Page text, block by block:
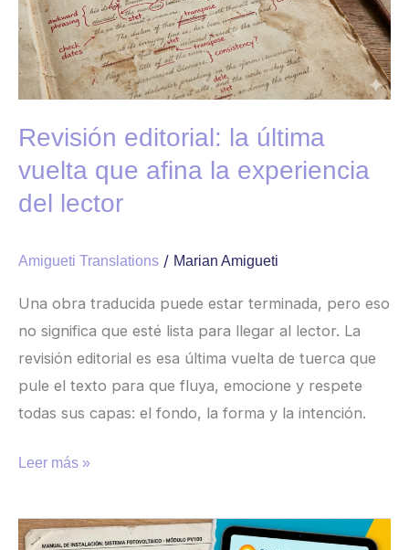
Revisión editorial: la última
vuelta que afina la experiencia
del lector
Amigueti Translations / Marian Amigueti
Una obra traducida puede estar terminada, pero eso
no significa que esté lista para llegar al lector. La
revisión editorial es esa última vuelta de tuerca que
pule el texto para que fluya, emocione y respete
todas sus capas: el fondo, la forma y la intención.
vuelta
que
afina
la
experiencia
lector
Leer más »
Traducción